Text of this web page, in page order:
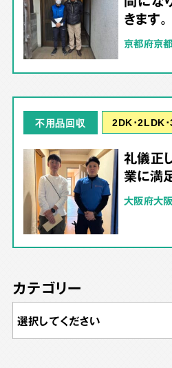
きます。
京都府京
不用品回収 2DK･2LDK
礼儀正
業に満
大阪府大
カテゴリー